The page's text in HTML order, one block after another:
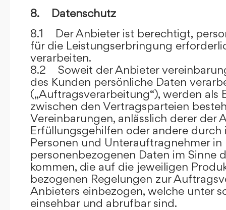
8. Datenschutz
8.1 Der Anbieter ist berechtigt,
für die Leistungserbringung
verarbeiten.
8.2 Soweit der Anbieter
des Kunden persönliche Daten
(„Auftragsverarbeitung“), werden als
zwischen den Vertragsparteien
Vereinbarungen, anlässlich derer der
Erfüllungsgehilfen oder andere
Personen und Unterauftragnehmer
personenbezogenen Daten im Sinne
kommen, die auf die jeweiligen
bezogenen Regelungen zur
Anbieters einbezogen, welche unter
einsehbar und abrufbar sind.